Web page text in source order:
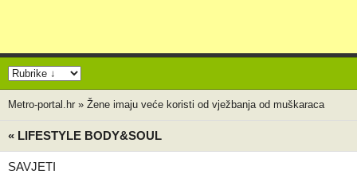
Metro-portal.hr » Žene imaju veće koristi od vježbanja od muškaraca
« LIFESTYLE BODY&SOUL
SAVJETI